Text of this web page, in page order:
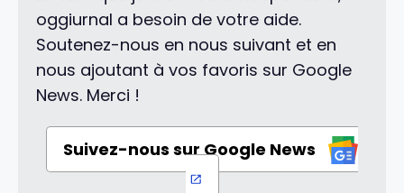
oggiurnal a besoin de votre aide.
Soutenez-nous en nous suivant et en
nous ajoutant à vos favoris sur Google
News. Merci !
Suivez-nous sur Google News